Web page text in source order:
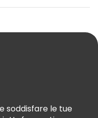
soddisfare le tue